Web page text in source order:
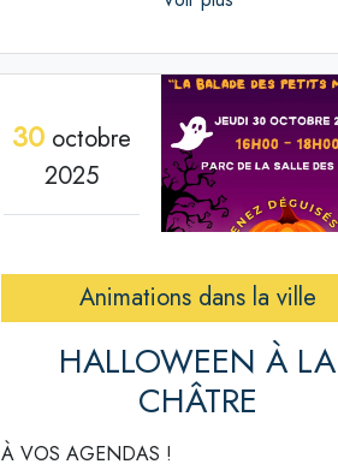
30 octobre
2025
Animations dans la ville
HALLOWEEN À LA
CHÂTRE
À VOS AGENDAS !